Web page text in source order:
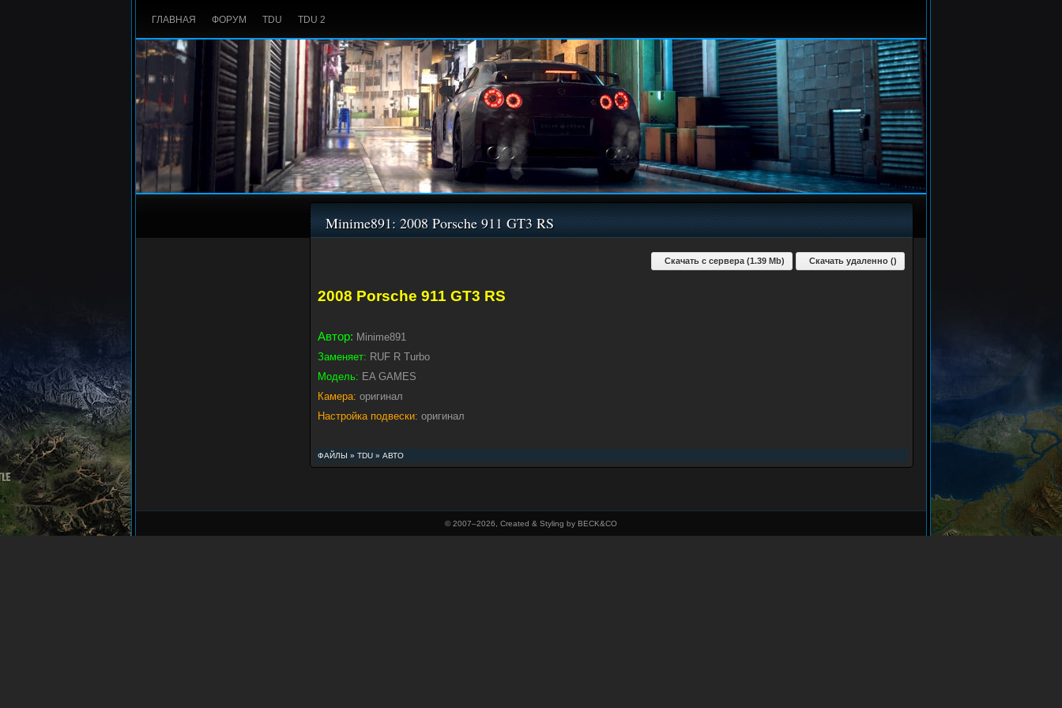
ГЛАВНАЯ ФОРУМ TDU TDU 2
Minime891: 2008 Porsche 911 GT3 RS
Скачать с сервера (1.39 Mb) Скачать удаленно ()
2008 Porsche 911 GT3 RS
Автор: Minime891
Заменяет: RUF R Turbo
Модель: EA GAMES
Камера: оригинал
Настройка подвески: оригинал
ФАЙЛЫ » TDU » АВТО
© 2007–2026, Created & Styling by BECK&CO